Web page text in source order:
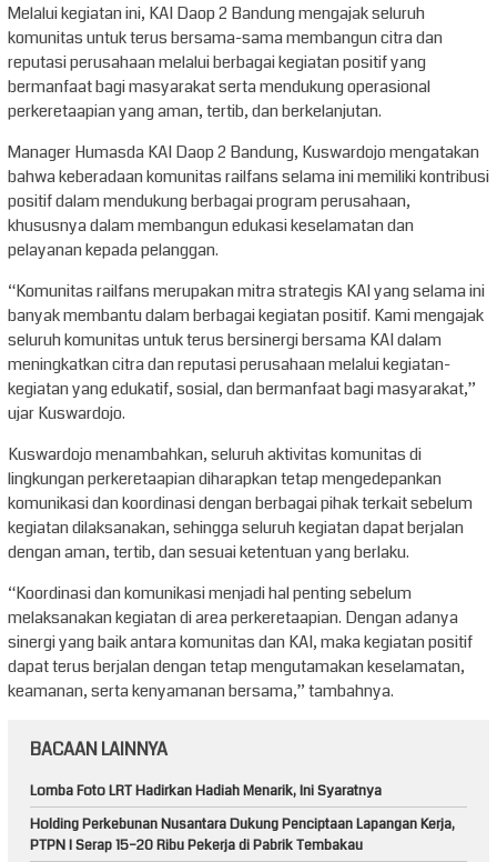
Melalui kegiatan ini, KAI Daop 2 Bandung mengajak seluruh
komunitas untuk terus bersama-sama membangun citra dan
reputasi perusahaan melalui berbagai kegiatan positif yang
bermanfaat bagi masyarakat serta mendukung operasional
perkeretaapian yang aman, tertib, dan berkelanjutan.
Manager Humasda KAI Daop 2 Bandung, Kuswardojo mengatakan
bahwa keberadaan komunitas railfans selama ini memiliki kontribusi
positif dalam mendukung berbagai program perusahaan,
khususnya dalam membangun edukasi keselamatan dan
pelayanan kepada pelanggan.
“Komunitas railfans merupakan mitra strategis KAI yang selama ini
banyak membantu dalam berbagai kegiatan positif. Kami mengajak
seluruh komunitas untuk terus bersinergi bersama KAI dalam
meningkatkan citra dan reputasi perusahaan melalui kegiatan-
kegiatan yang edukatif, sosial, dan bermanfaat bagi masyarakat,”
ujar Kuswardojo.
Kuswardojo menambahkan, seluruh aktivitas komunitas di
lingkungan perkeretaapian diharapkan tetap mengedepankan
komunikasi dan koordinasi dengan berbagai pihak terkait sebelum
kegiatan dilaksanakan, sehingga seluruh kegiatan dapat berjalan
dengan aman, tertib, dan sesuai ketentuan yang berlaku.
“Koordinasi dan komunikasi menjadi hal penting sebelum
melaksanakan kegiatan di area perkeretaapian. Dengan adanya
sinergi yang baik antara komunitas dan KAI, maka kegiatan positif
dapat terus berjalan dengan tetap mengutamakan keselamatan,
keamanan, serta kenyamanan bersama,” tambahnya.
BACAAN LAINNYA
Lomba Foto LRT Hadirkan Hadiah Menarik, Ini Syaratnya
Holding Perkebunan Nusantara Dukung Penciptaan Lapangan Kerja,
PTPN I Serap 15–20 Ribu Pekerja di Pabrik Tembakau